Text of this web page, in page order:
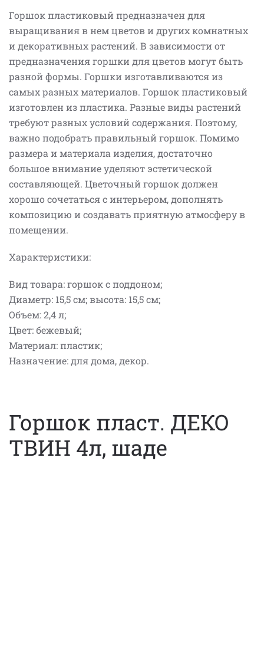
Горшок пластиковый предназначен для
выращивания в нем цветов и других комнатных
и декоративных растений. В зависимости от
предназначения горшки для цветов могут быть
разной формы. Горшки изготавливаются из
самых разных материалов. Горшок пластиковый
изготовлен из пластика. Разные виды растений
требуют разных условий содержания. Поэтому,
важно подобрать правильный горшок. Помимо
размера и материала изделия, достаточно
большое внимание уделяют эстетической
составляющей. Цветочный горшок должен
хорошо сочетаться с интерьером, дополнять
композицию и создавать приятную атмосферу в
помещении.
Характеристики:
Вид товара: горшок с поддоном;
Диаметр: 15,5 см; высота: 15,5 см;
Объем: 2,4 л;
Цвет: бежевый;
Материал: пластик;
Назначение: для дома, декор.
Горшок пласт. ДЕКО
ТВИН 4л, шаде